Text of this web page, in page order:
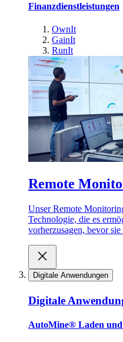
Finanzdienstleistungen
OwnIt
GainIt
RunIt
Remote
Unser Remote
Technologie, die es
vorherzusagen, bevor sie
Digitale Anwendungen
Digitale
AutoMine® Laden